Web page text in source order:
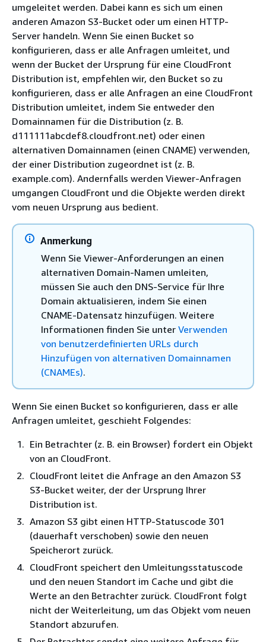
umgeleitet werden. Dabei kann es sich um einen
anderen Amazon S3-Bucket oder um einen HTTP-
Server handeln. Wenn Sie einen Bucket so
konfigurieren, dass er alle Anfragen umleitet, und
wenn der Bucket der Ursprung für eine CloudFront
Distribution ist, empfehlen wir, den Bucket so zu
konfigurieren, dass er alle Anfragen an eine CloudFront
Distribution umleitet, indem Sie entweder den
Domainnamen für die Distribution (z. B.
d111111abcdef8.cloudfront.net) oder einen
alternativen Domainnamen (einen CNAME) verwenden,
der einer Distribution zugeordnet ist (z. B.
example.com). Andernfalls werden Viewer-Anfragen
umgangen CloudFront und die Objekte werden direkt
vom neuen Ursprung aus bedient.
Anmerkung
Wenn Sie Viewer-Anforderungen an einen
alternativen Domain-Namen umleiten,
müssen Sie auch den DNS-Service für Ihre
Domain aktualisieren, indem Sie einen
CNAME-Datensatz hinzufügen. Weitere
Informationen finden Sie unter Verwenden
von benutzerdefinierten URLs durch
Hinzufügen von alternativen Domainnamen
(CNAMEs).
Wenn Sie einen Bucket so konfigurieren, dass er alle
Anfragen umleitet, geschieht Folgendes:
Ein Betrachter (z. B. ein Browser) fordert ein Objekt
von an CloudFront.
CloudFront leitet die Anfrage an den Amazon S3
S3-Bucket weiter, der der Ursprung Ihrer
Distribution ist.
Amazon S3 gibt einen HTTP-Statuscode 301
(dauerhaft verschoben) sowie den neuen
Speicherort zurück.
CloudFront speichert den Umleitungsstatuscode
und den neuen Standort im Cache und gibt die
Werte an den Betrachter zurück. CloudFront folgt
nicht der Weiterleitung, um das Objekt vom neuen
Standort abzurufen.